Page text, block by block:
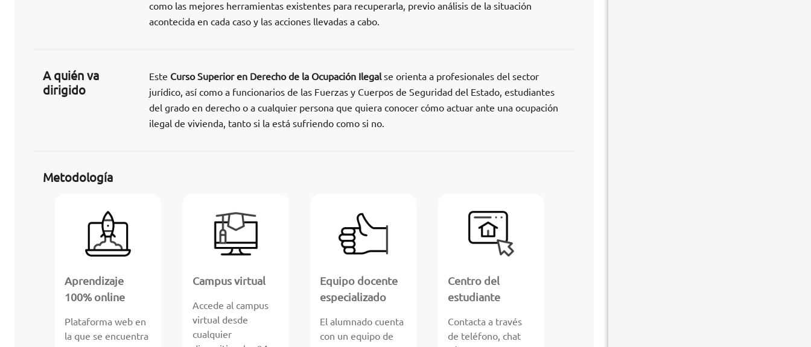
como las mejores herramientas existentes para recuperarla, previo análisis de la situación
acontecida en cada caso y las acciones llevadas a cabo.
A quién va
dirigido
Este Curso Superior en Derecho de la Ocupación Ilegalse orienta a profesionales del sector
jurídico, así como a funcionarios de las Fuerzas y Cuerpos de Seguridad del Estado, estudiantes
del grado en derecho o a cualquier persona que quiera conocer cómo actuar ante una ocupación
ilegal de vivienda, tanto si la está sufriendo como si no.
Metodología
Aprendizaje
100% online
Plataforma web en
la que se encuentra
Campus virtual
Accede al campus
virtual desde
cualquier
Equipo docente
especializado
El alumnado cuenta
con un equipo de
Centro del
estudiante
Contacta a través
de teléfono, chat